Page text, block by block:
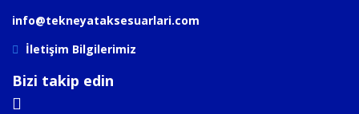
info@tekneyataksesuarlari.com
İletişim Bilgilerimiz
Bizi takip edin